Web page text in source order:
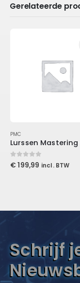
Gerelateerde
PMC
0out of 5
€ 199,99 incl. BTW
Schrijf